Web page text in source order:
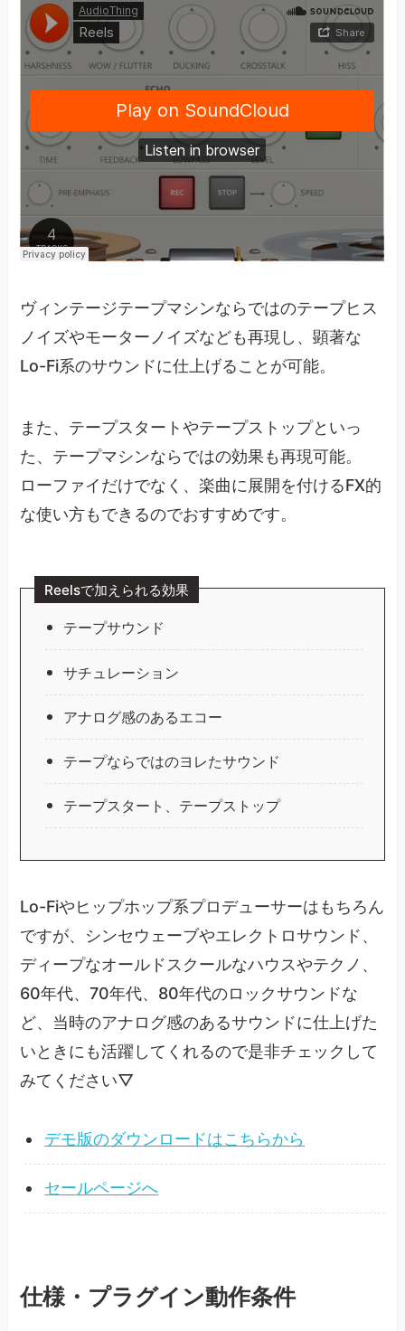
ヴィンテージテープマシンならではのテープヒス
ノイズやモーターノイズなども再現し、顕著な
Lo-Fi系のサウンドに仕上げることが可能。
また、テープスタートやテープストップといっ
た、テープマシンならではの効果も再現可能。
ローファイだけでなく、楽曲に展開を付けるFX的
な使い方もできるのでおすすめです。
Reelsで加えられる効果
テープサウンド
サチュレーション
アナログ感のあるエコー
テープならではのヨレたサウンド
テープスタート、テープストップ
Lo-Fiやヒップホップ系プロデューサーはもちろん
ですが、シンセウェーブやエレクトロサウンド、
ディープなオールドスクールなハウスやテクノ、
60年代、70年代、80年代のロックサウンドな
ど、当時のアナログ感のあるサウンドに仕上げた
いときにも活躍してくれるので是非チェックして
みてください▽
デモ版のダウンロードはこちらから
セールページへ
仕様・プラグイン動作条件